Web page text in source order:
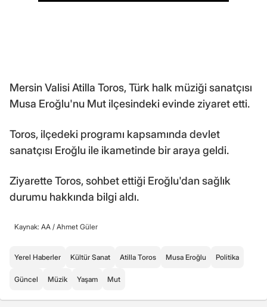
Mersin Valisi Atilla Toros, Türk halk müziği sanatçısı
Musa Eroğlu'nu Mut ilçesindeki evinde ziyaret etti.
Toros, ilçedeki programı kapsamında devlet
sanatçısı Eroğlu ile ikametinde bir araya geldi.
Ziyarette Toros, sohbet ettiği Eroğlu'dan sağlık
durumu hakkında bilgi aldı.
Kaynak: AA / Ahmet Güler
Yerel Haberler Kültür Sanat Atilla Toros Musa Eroğlu Politika
Güncel Müzik Yaşam Mut